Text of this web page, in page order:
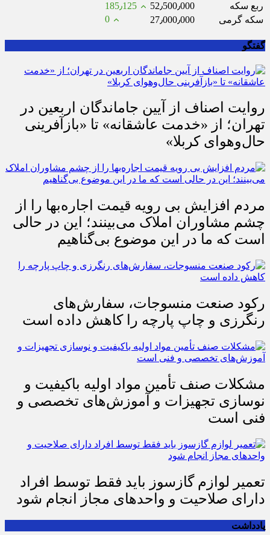
ربع سکه
52٫500٫000
185٫125
سکه گرمی
27٫000٫000 0
گفتگو
روایت اصناف از آیین جاماندگان اربعین در
تهران؛ از «خدمت عاشقانه» تا «بازآفرینی
حال‌وهوای کربلا»
مردم افزایش بی رویه قیمت اجاره‌بها را از
چشم مشاوران املاک می‌بینند؛ این در حالی
است که ما در این موضوع بی‌گناهیم
رکود صنعت منسوجات، سفارش‌های
رنگرزی و چاپ پارچه را کاهش داده است
مشکلات صنف تأمین مواد اولیه باکیفیت و
نوسازی تجهیزات و آموزش‌های تخصصی و
فنی است
تعمیر لوازم گازسوز باید فقط توسط افراد
دارای صلاحیت و واحدهای مجاز انجام شود
یادداشت